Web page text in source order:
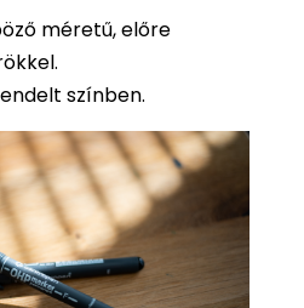
méretű, előre
színben.